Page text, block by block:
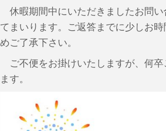
休暇期間中にいただきましたお問い
てまいります。ご返答までに少しお
めご了承下さい。
ご不便をお掛けいたしますが、何
ます。